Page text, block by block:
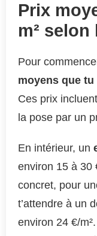
Prix
m²
Pour
moyens que
Ces prix
la pose par un
En intérieur, un
environ 15 à 30
concret, pour
t’attendre à un
environ 24 €/